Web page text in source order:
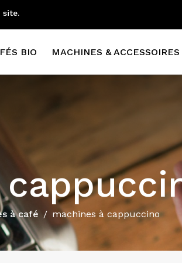
site.
BIO MACHINES & ACCESSOIRES
à café machines à cappuccino